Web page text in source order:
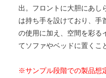
出。フロントに大胆にあし
は持ち手を設けており、手
の使用に加え、空間を彩る
てソファやベッドに置くこ
※サンプル段階での製品想